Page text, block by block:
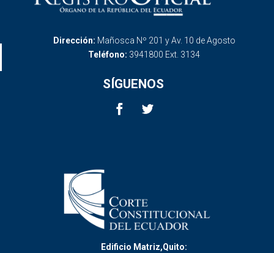
Dirección: Mañosca Nº 201 y Av. 10 de Agosto
Teléfono: 3941800 Ext. 3134
SÍGUENOS
Edificio Matriz,Quito: